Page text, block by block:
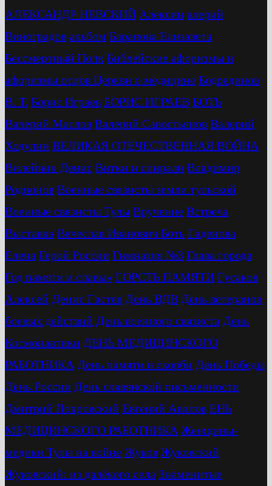
АЛЕКСАНДР НЕВСКИЙ Алексин алерий
Виноградов альбом Баранова Елизавета
Бессмертный Полк Библейские афоризмы и
афоризмы отцов Церкви о медицине Бодрединов
В. Т. Бориc Играев БОРИС ИГРАЕВ БОТЬ
Валерий Маслов Валерий Савостьянов Валерий
Ходулин ВЕЛИКАЯ ОТЕЧЕСТВЕННАЯ ВОЙНА
Вилейчик Денис Витки и спирали Владимир
Родионов Военные связисты земли тульской
Военные связисты Тулы Вручение Встреча
Выставка Вячеслав Иванович Боть Гаденова
Елена Герой России Гимназия №3 Глава города
Год памяти и славы» ГОРСТЬ ПАМЯТИ Гусаков
Алексей Денис Гастев День ВДВ День ветеранов
боевых действий День военного связиста День
Космонавтики ДЕНЬ МЕДИЦИНСКОГО
РАБОТНИКА День памяти и скорби День Победы
День России День славянской письменности
Дмитрий Покровский Евгений Авилов ЕНЬ
МЕДИЦИНСКОГО РАБОТНИКА Женщины-
медики Тулы на войне Жуков Жуковский
Жуковский: из далёкого села Знаменитые